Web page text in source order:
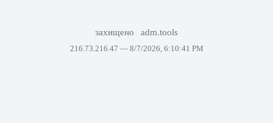
захищено adm.tools
216.73.216.47 — 8/7/2026, 6:10:41 PM